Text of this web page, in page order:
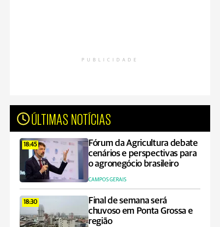
PUBLICIDADE
ÚLTIMAS NOTÍCIAS
18:45
Fórum da Agricultura debate
cenários e perspectivas para
o agronegócio brasileiro
CAMPOS GERAIS
18:30
Final de semana será
chuvoso em Ponta Grossa e
região